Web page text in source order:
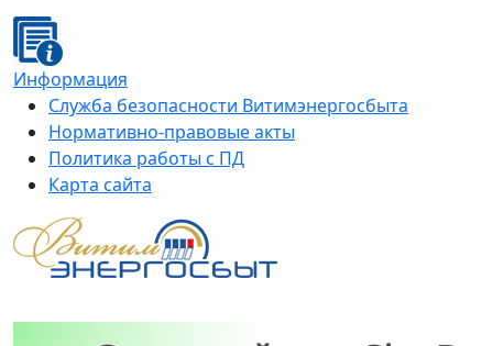
Информация
Служба безопасности Витимэнергосбыта
Нормативно-правовые акты
Политика работы с ПД
Карта сайта